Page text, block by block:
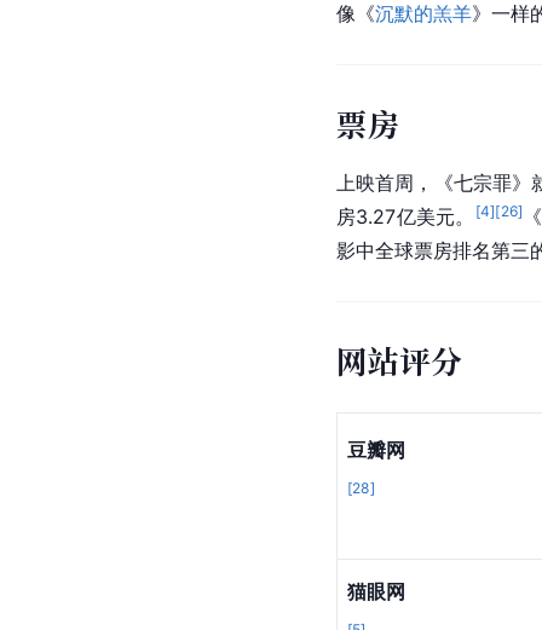
像《沉默的羔羊》一样
票房
上映首周，《七宗罪》
房3.27亿美元。
[4][26]
影中全球票房排名第三
网站评分
豆瓣网
[28]
猫眼网